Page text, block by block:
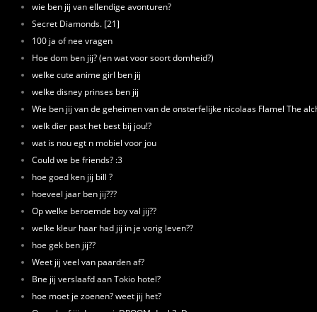
wie ben jij van ellendige avonturen?
Secret Diamonds. [21]
100 ja of nee vragen
Hoe dom ben jij? (en wat voor soort domheid?)
welke cute anime girl ben jij
welke disney prinses ben jij
Wie ben jij van de geheimen van de onsterfelijke nicolaas Flamel The
welk dier past het best bij jou!?
wat is nou egt n mobiel voor jou
Could we be friends? :3
hoe goed ken jij bill ?
hoeveel jaar ben jij???
Op welke beroemde boy val jij??
welke kleur haar had jij in je vorig leven??
hoe gek ben jij??
Weet jij veel van paarden af?
Bne jij verslaafd aan Tokio hotel?
hoe moet je zoenen? weet jij het?